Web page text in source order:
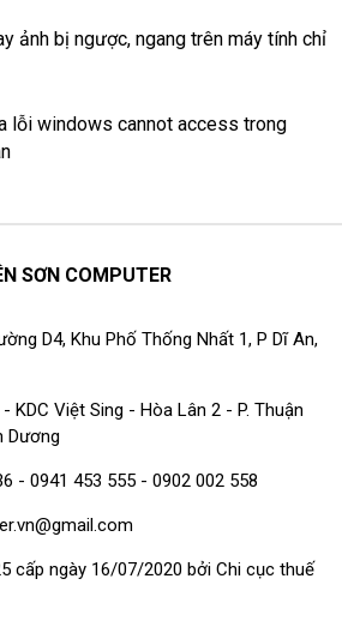
ảnh bị ngược, ngang trên máy tính chỉ
lỗi windows cannot access trong
SƠN COMPUTER
D4, Khu Phố Thống Nhất 1, P Dĩ An,
- KDC Việt Sing - Hòa Lân 2 - P. Thuận
Dương
- 0941 453 555 - 0902 002 558
cấp ngày 16/07/2020 bởi Chi cục thuế